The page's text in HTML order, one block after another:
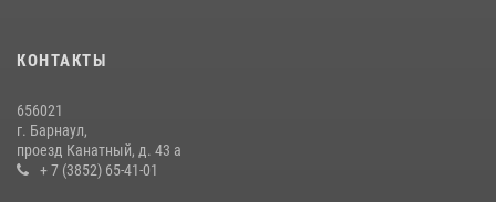
КОНТАКТЫ
656021
г. Барнаул,
проезд Канатный, д. 43 а
+ 7 (3852) 65-41-01